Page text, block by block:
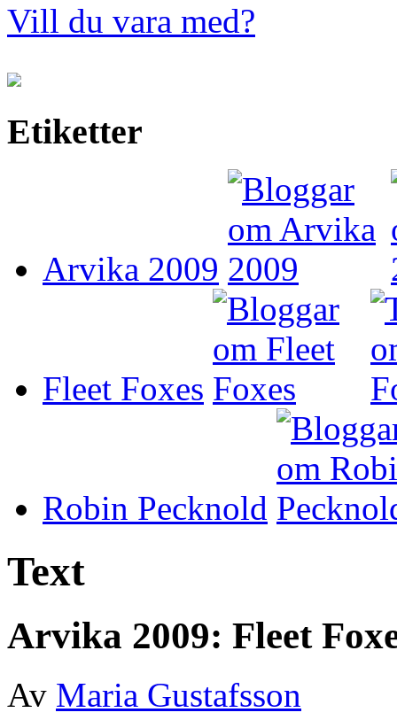
Vill du vara med?
Etiketter
Arvika 2009
Fleet Foxes
Robin Pecknold
Text
Arvika 2009: Fleet
Av Maria Gustafsson